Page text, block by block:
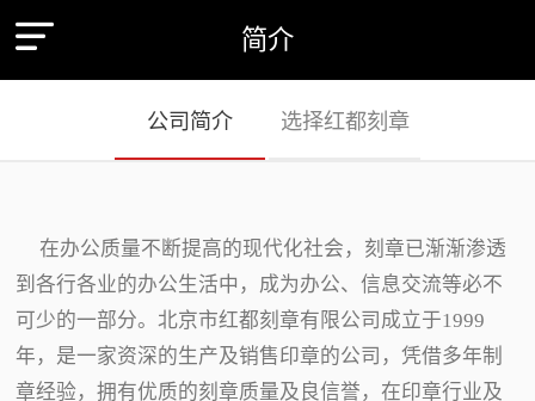
简介
公司简介 选择红都刻章
在办公质量不断提高的现代化社会，刻章已渐渐渗透
到各行各业的办公生活中，成为办公、信息交流等必不
可少的一部分。北京市红都刻章有限公司成立于1999
年，是一家资深的生产及销售印章的公司，凭借多年制
章经验，拥有优质的刻章质量及良信誉，在印章行业及